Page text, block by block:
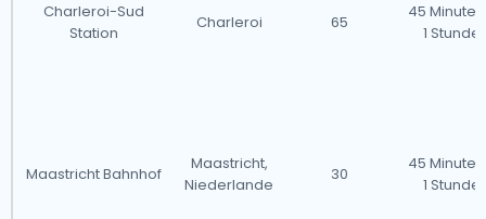
Charleroi-Sud
Station
Charleroi 65
45
1 Stunde
Maastricht Bahnhof
Maastricht,
Niederlande
30
45
1 Stunde